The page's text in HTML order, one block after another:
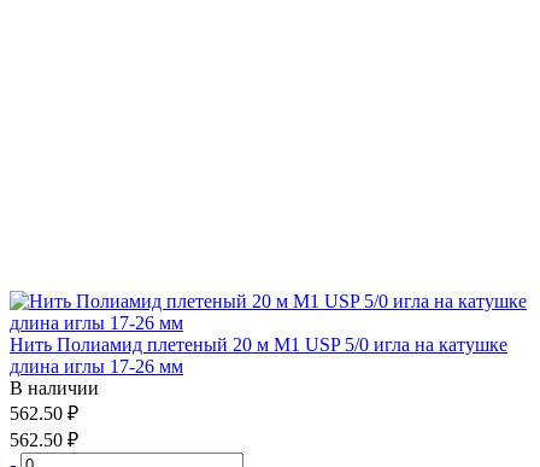
Нить Полиамид плетеный 20 м М1 USP 5/0 игла на катушке
длина иглы 17-26 мм
В наличии
562.50 ₽
562.50 ₽